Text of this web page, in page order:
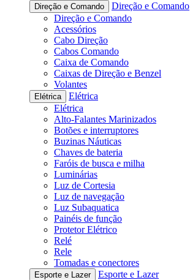
Direção e Comando
Direção e Comando
Direção e Comando
Acessórios
Cabo Direção
Cabos Comando
Caixa de Comando
Caixas de Direção e Benzel
Volantes
Elétrica
Elétrica
Elétrica
Alto-Falantes Marinizados
Botões e interruptores
Buzinas Náuticas
Chaves de bateria
Faróis de busca e milha
Luminárias
Luz de Cortesia
Luz de navegação
Luz Subaquatica
Painéis de função
Protetor Elétrico
Relé
Rele
Tomadas e conectores
Esporte e Lazer
Esporte e Lazer